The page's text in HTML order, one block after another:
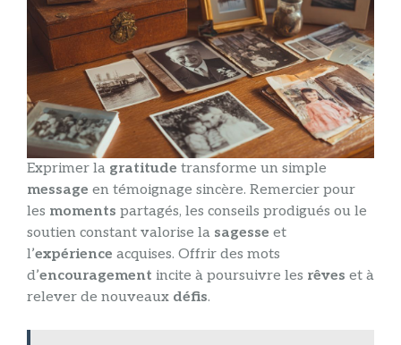
Exprimer la gratitude transforme un simple
message en témoignage sincère. Remercier pour
les moments partagés, les conseils prodigués ou le
soutien constant valorise la sagesse et
l’expérience acquises. Offrir des mots
d’encouragement incite à poursuivre les rêves et à
relever de nouveaux défis.